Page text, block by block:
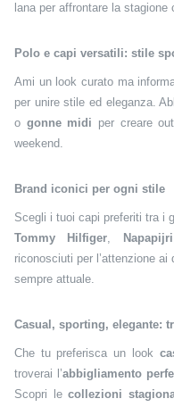
lana per affrontare la
Polo e capi versatili: stile
Ami un look curato ma
per unire stile ed eleganza.
o gonne midi per creare
weekend.
Brand iconici per ogni stile
Scegli i tuoi capi preferiti tra i
Tommy Hilfiger, Napapijri
riconosciuti per l’attenzione
sempre attuale.
Casual, sporting, elegante:
Che tu preferisca un look
troverai l’abbigliamento
Scopri le collezioni